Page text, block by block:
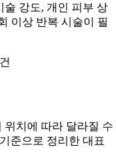
술 강도, 개인 피부 상
이상 반복 시술이 필
건
위치에 따라 달라질 수
준으로 정리한 대표